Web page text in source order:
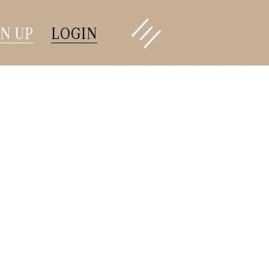
UP LOGIN